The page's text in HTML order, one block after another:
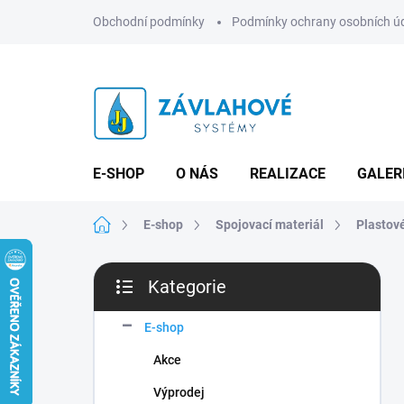
Obchodní podmínky Podmínky ochrany osobních
E-SHOP O NÁS REALIZACE
Domů E-shop Spojovací materiál
P
s
kategorie
Kategorie
E-shop
Akce
Výprodej